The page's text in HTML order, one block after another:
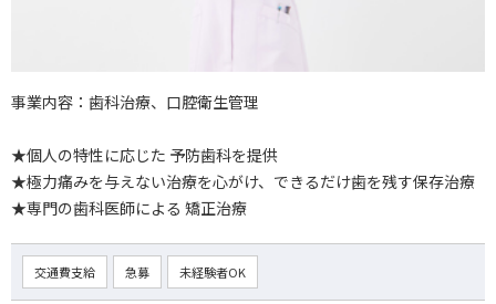
事業内容：歯科治療、口腔衛生管理
★個人の特性に応じた 予防歯科を提供
★極力痛みを与えない治療を心がけ、できるだけ歯を残す保存治療
★専門の歯科医師による 矯正治療
交通費支給 急募 未経験者OK